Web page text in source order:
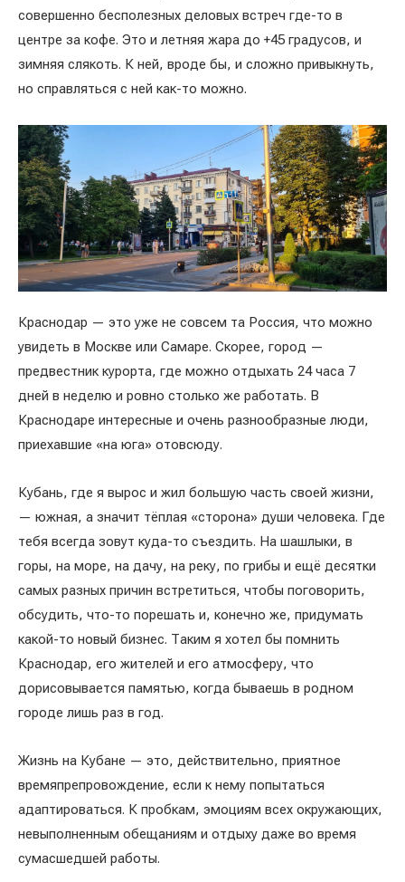
совершенно бесполезных деловых встреч где-то в
центре за кофе. Это и летняя жара до +45 градусов, и
зимняя слякоть. К ней, вроде бы, и сложно привыкнуть,
но справляться с ней как-то можно.
Краснодар — это уже не совсем та Россия, что можно
увидеть в Москве или Самаре. Скорее, город —
предвестник курорта, где можно отдыхать 24 часа 7
дней в неделю и ровно столько же работать. В
Краснодаре интересные и очень разнообразные люди,
приехавшие «на юга» отовсюду.
Кубань, где я вырос и жил большую часть своей жизни,
— южная, а значит тёплая «сторона» души человека. Где
тебя всегда зовут куда-то съездить. На шашлыки, в
горы, на море, на дачу, на реку, по грибы и ещё десятки
самых разных причин встретиться, чтобы поговорить,
обсудить, что-то порешать и, конечно же, придумать
какой-то новый бизнес. Таким я хотел бы помнить
Краснодар, его жителей и его атмосферу, что
дорисовывается памятью, когда бываешь в родном
городе лишь раз в год.
Жизнь на Кубане — это, действительно, приятное
времяпрепровождение, если к нему попытаться
адаптироваться. К пробкам, эмоциям всех окружающих,
невыполненным обещаниям и отдыху даже во время
сумасшедшей работы.